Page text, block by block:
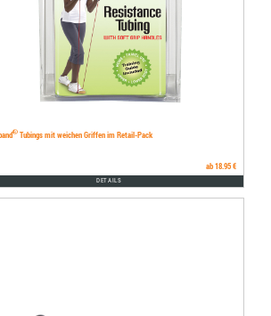
®Tubings mit weichen Griffen im Retail-Pack
ab 18.95 €
DETAILS